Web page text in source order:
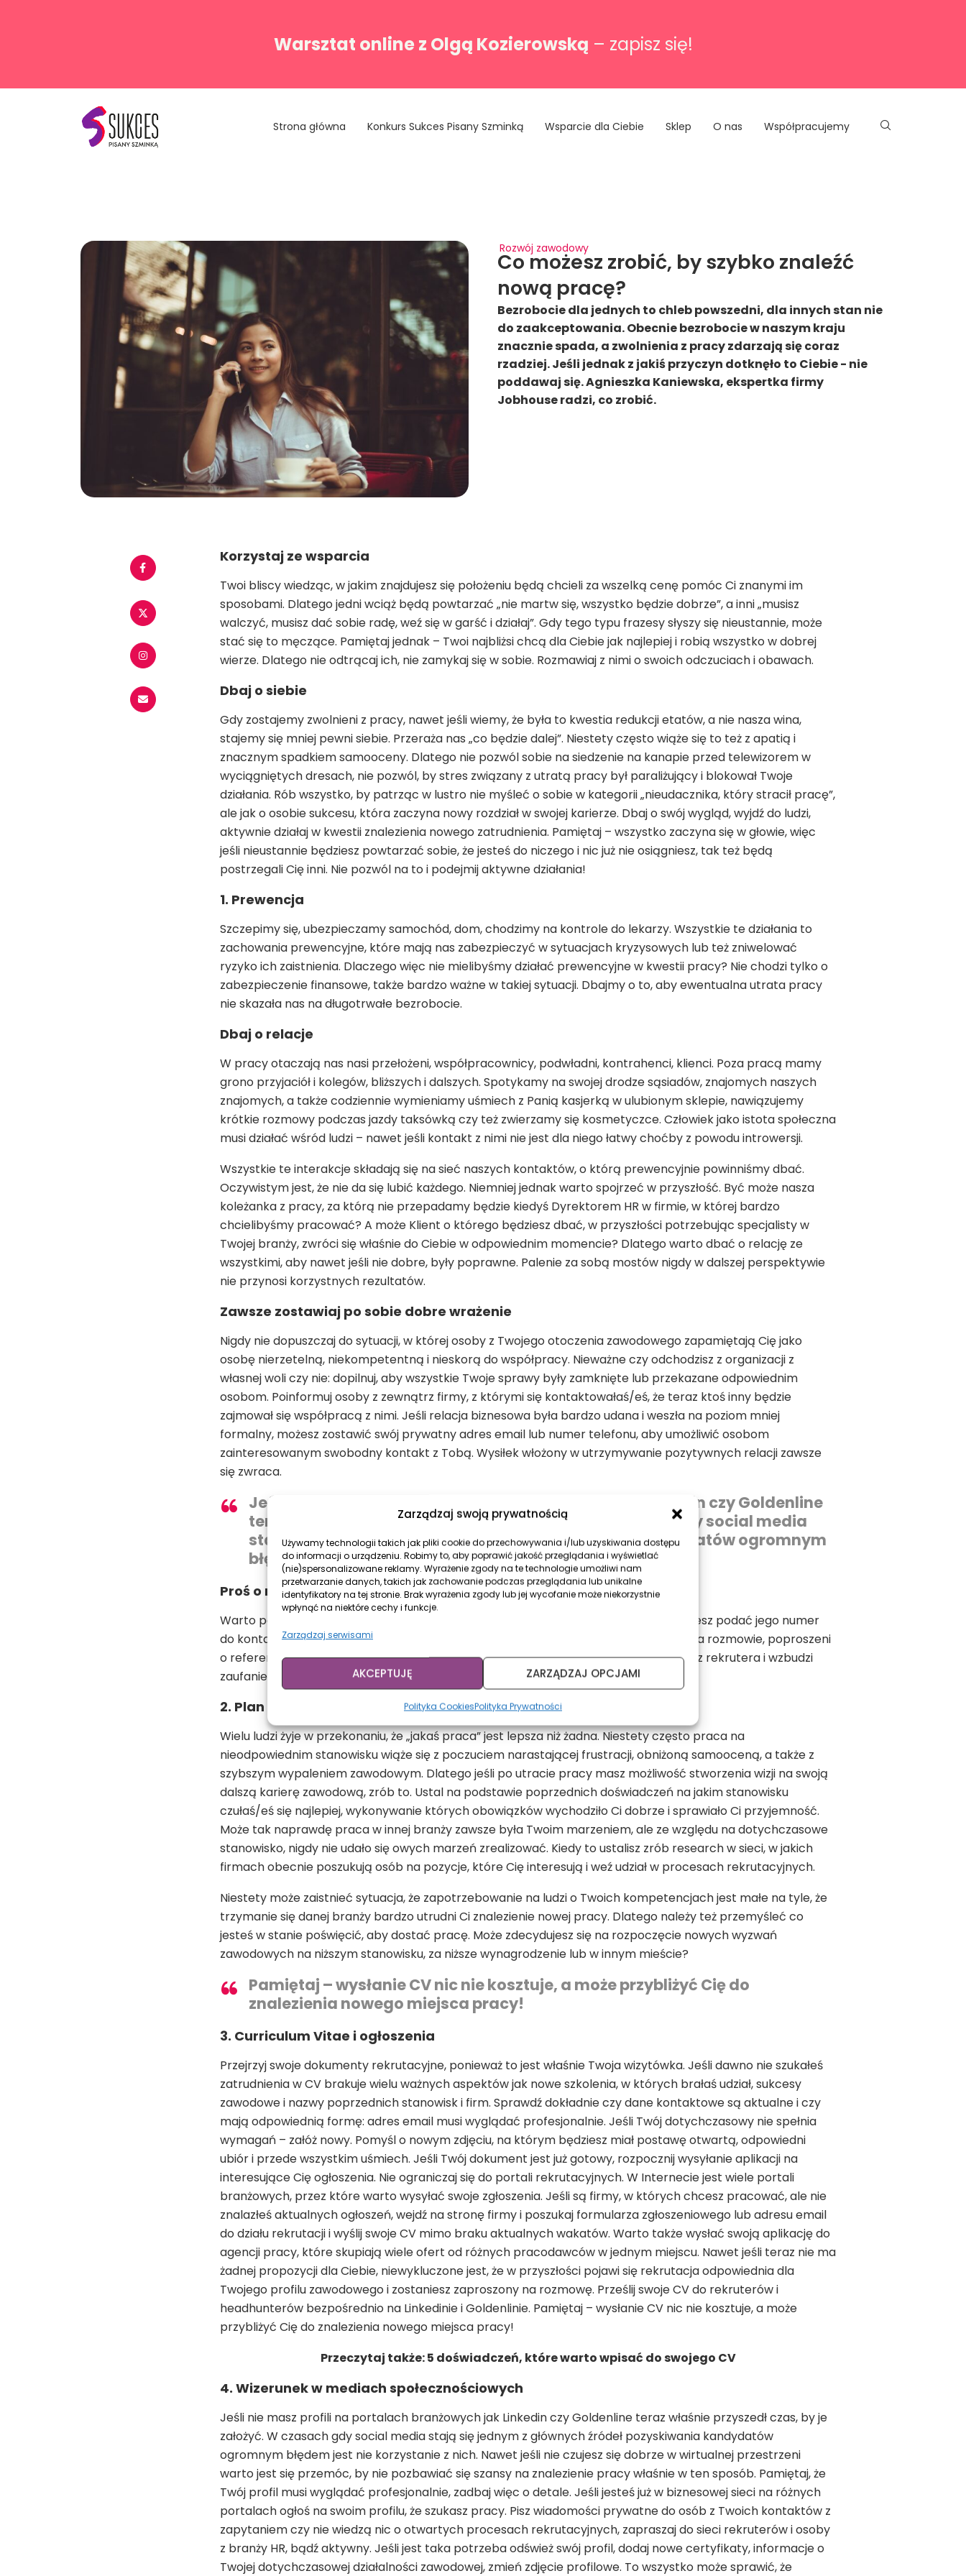
Zarządzaj swoją prywatnością
Używamy technologii takich jak pliki cookie do przechowywania i/lub uzyskiwania dostępu
do informacji o urządzeniu. Robimy to, aby poprawić jakość przeglądania i wyświetlać
(nie)spersonalizowane reklamy. Wyrażenie zgody na te technologie umożliwi nam
przetwarzanie danych, takich jak zachowanie podczas przeglądania lub unikalne
identyfikatory na tej stronie. Brak wyrażenia zgody lub jej wycofanie może niekorzystnie
wpłynąć na niektóre cechy i funkcje.
Zarządzaj serwisami
AKCEPTUJĘ ZARZĄDZAJ OPCJAMI
Polityka CookiesPolityka Prywatności
Warsztat online z Olgą Kozierowską – zapisz się!
Strona główna Konkurs Sukces Pisany Szminką Wsparcie dla Ciebie Sklep O nas Współpracujemy
Rozwój zawodowy
Co możesz zrobić, by szybko znaleźć
nową pracę?
Bezrobocie dla jednych to chleb powszedni, dla innych stan nie
do zaakceptowania. Obecnie bezrobocie w naszym kraju
znacznie spada, a zwolnienia z pracy zdarzają się coraz
rzadziej. Jeśli jednak z jakiś przyczyn dotknęło to Ciebie - nie
poddawaj się. Agnieszka Kaniewska, ekspertka firmy
Jobhouse radzi, co zrobić.
Korzystaj ze wsparcia
Twoi bliscy wiedząc, w jakim znajdujesz się położeniu będą chcieli za wszelką cenę pomóc Ci znanymi im
sposobami. Dlatego jedni wciąż będą powtarzać „nie martw się, wszystko będzie dobrze”, a inni „musisz
walczyć, musisz dać sobie radę, weź się w garść i działaj”. Gdy tego typu frazesy słyszy się nieustannie, może
stać się to męczące. Pamiętaj jednak – Twoi najbliżsi chcą dla Ciebie jak najlepiej i robią wszystko w dobrej
wierze. Dlatego nie odtrącaj ich, nie zamykaj się w sobie. Rozmawiaj z nimi o swoich odczuciach i obawach.
Dbaj o siebie
Gdy zostajemy zwolnieni z pracy, nawet jeśli wiemy, że była to kwestia redukcji etatów, a nie nasza wina,
stajemy się mniej pewni siebie. Przeraża nas „co będzie dalej”. Niestety często wiąże się to też z apatią i
znacznym spadkiem samooceny. Dlatego nie pozwól sobie na siedzenie na kanapie przed telewizorem w
wyciągniętych dresach, nie pozwól, by stres związany z utratą pracy był paraliżujący i blokował Twoje
działania. Rób wszystko, by patrząc w lustro nie myśleć o sobie w kategorii „nieudacznika, który stracił pracę”,
ale jak o osobie sukcesu, która zaczyna nowy rozdział w swojej karierze. Dbaj o swój wygląd, wyjdź do ludzi,
aktywnie działaj w kwestii znalezienia nowego zatrudnienia. Pamiętaj – wszystko zaczyna się w głowie, więc
jeśli nieustannie będziesz powtarzać sobie, że jesteś do niczego i nic już nie osiągniesz, tak też będą
postrzegali Cię inni. Nie pozwól na to i podejmij aktywne działania!
1. Prewencja
Szczepimy się, ubezpieczamy samochód, dom, chodzimy na kontrole do lekarzy. Wszystkie te działania to
zachowania prewencyjne, które mają nas zabezpieczyć w sytuacjach kryzysowych lub też zniwelować
ryzyko ich zaistnienia. Dlaczego więc nie mielibyśmy działać prewencyjne w kwestii pracy? Nie chodzi tylko o
zabezpieczenie finansowe, także bardzo ważne w takiej sytuacji. Dbajmy o to, aby ewentualna utrata pracy
nie skazała nas na długotrwałe bezrobocie.
Dbaj o relacje
W pracy otaczają nas nasi przełożeni, współpracownicy, podwładni, kontrahenci, klienci. Poza pracą mamy
grono przyjaciół i kolegów, bliższych i dalszych. Spotykamy na swojej drodze sąsiadów, znajomych naszych
znajomych, a także codziennie wymieniamy uśmiech z Panią kasjerką w ulubionym sklepie, nawiązujemy
krótkie rozmowy podczas jazdy taksówką czy też zwierzamy się kosmetyczce. Człowiek jako istota społeczna
musi działać wśród ludzi – nawet jeśli kontakt z nimi nie jest dla niego łatwy choćby z powodu introwersji.
Wszystkie te interakcje składają się na sieć naszych kontaktów, o którą prewencyjnie powinniśmy dbać.
Oczywistym jest, że nie da się lubić każdego. Niemniej jednak warto spojrzeć w przyszłość. Być może nasza
koleżanka z pracy, za którą nie przepadamy będzie kiedyś Dyrektorem HR w firmie, w której bardzo
chcielibyśmy pracować? A może Klient o którego będziesz dbać, w przyszłości potrzebując specjalisty w
Twojej branży, zwróci się właśnie do Ciebie w odpowiednim momencie? Dlatego warto dbać o relację ze
wszystkimi, aby nawet jeśli nie dobre, były poprawne. Palenie za sobą mostów nigdy w dalszej perspektywie
nie przynosi korzystnych rezultatów.
Zawsze zostawiaj po sobie dobre wrażenie
Nigdy nie dopuszczaj do sytuacji, w której osoby z Twojego otoczenia zawodowego zapamiętają Cię jako
osobę nierzetelną, niekompetentną i nieskorą do współpracy. Nieważne czy odchodzisz z organizacji z
własnej woli czy nie: dopilnuj, aby wszystkie Twoje sprawy były zamknięte lub przekazane odpowiednim
osobom. Poinformuj osoby z zewnątrz firmy, z którymi się kontaktowałaś/eś, że teraz ktoś inny będzie
zajmował się współpracą z nimi. Jeśli relacja biznesowa była bardzo udana i weszła na poziom mniej
formalny, możesz zostawić swój prywatny adres email lub numer telefonu, aby umożliwić osobom
zainteresowanym swobodny kontakt z Tobą. Wysiłek włożony w utrzymywanie pozytywnych relacji zawsze
się zwraca.
Jeśli nie masz profili na portalach branżowych jak Linkedin czy Goldenline
teraz właśnie przyszedł czas, by je założyć. W czasach gdy social media
stają się jednym z głównych źródeł pozyskiwania kandydatów ogromnym
błędem jest nie korzystanie z nich.
Proś o referencje
Warto poprosić przełożonego o list referencyjny i zapytać czy w razie potrzeby możesz podać jego numer
do kontaktu, gdyby przyszły pracodawca chciał zweryfikować pewne kwestie. Jeśli na rozmowie, poproszeni
o referencję przedstawimy konkretne informacje, zostanie to dobrze odebrane przez rekrutera i wzbudzi
zaufanie.
2. Plan działania
Wielu ludzi żyje w przekonaniu, że „jakaś praca” jest lepsza niż żadna. Niestety często praca na
nieodpowiednim stanowisku wiąże się z poczuciem narastającej frustracji, obniżoną samooceną, a także z
szybszym wypaleniem zawodowym. Dlatego jeśli po utracie pracy masz możliwość stworzenia wizji na swoją
dalszą karierę zawodową, zrób to. Ustal na podstawie poprzednich doświadczeń na jakim stanowisku
czułaś/eś się najlepiej, wykonywanie których obowiązków wychodziło Ci dobrze i sprawiało Ci przyjemność.
Może tak naprawdę praca w innej branży zawsze była Twoim marzeniem, ale ze względu na dotychczasowe
stanowisko, nigdy nie udało się owych marzeń zrealizować. Kiedy to ustalisz zrób research w sieci, w jakich
firmach obecnie poszukują osób na pozycje, które Cię interesują i weź udział w procesach rekrutacyjnych.
Niestety może zaistnieć sytuacja, że zapotrzebowanie na ludzi o Twoich kompetencjach jest małe na tyle, że
trzymanie się danej branży bardzo utrudni Ci znalezienie nowej pracy. Dlatego należy też przemyśleć co
jesteś w stanie poświęcić, aby dostać pracę. Może zdecydujesz się na rozpoczęcie nowych wyzwań
zawodowych na niższym stanowisku, za niższe wynagrodzenie lub w innym mieście?
Pamiętaj – wysłanie CV nic nie kosztuje, a może przybliżyć Cię do
znalezienia nowego miejsca pracy!
3. Curriculum Vitae i ogłoszenia
Przejrzyj swoje dokumenty rekrutacyjne, ponieważ to jest właśnie Twoja wizytówka. Jeśli dawno nie szukałeś
zatrudnienia w CV brakuje wielu ważnych aspektów jak nowe szkolenia, w których brałaś udział, sukcesy
zawodowe i nazwy poprzednich stanowisk i firm. Sprawdź dokładnie czy dane kontaktowe są aktualne i czy
mają odpowiednią formę: adres email musi wyglądać profesjonalnie. Jeśli Twój dotychczasowy nie spełnia
wymagań – załóż nowy. Pomyśl o nowym zdjęciu, na którym będziesz miał postawę otwartą, odpowiedni
ubiór i przede wszystkim uśmiech. Jeśli Twój dokument jest już gotowy, rozpocznij wysyłanie aplikacji na
interesujące Cię ogłoszenia. Nie ograniczaj się do portali rekrutacyjnych. W Internecie jest wiele portali
branżowych, przez które warto wysyłać swoje zgłoszenia. Jeśli są firmy, w których chcesz pracować, ale nie
znalazłeś aktualnych ogłoszeń, wejdź na stronę firmy i poszukaj formularza zgłoszeniowego lub adresu email
do działu rekrutacji i wyślij swoje CV mimo braku aktualnych wakatów. Warto także wysłać swoją aplikację do
agencji pracy, które skupiają wiele ofert od różnych pracodawców w jednym miejscu. Nawet jeśli teraz nie ma
żadnej propozycji dla Ciebie, niewykluczone jest, że w przyszłości pojawi się rekrutacja odpowiednia dla
Twojego profilu zawodowego i zostaniesz zaproszony na rozmowę. Prześlij swoje CV do rekruterów i
headhunterów bezpośrednio na Linkedinie i Goldenlinie. Pamiętaj – wysłanie CV nic nie kosztuje, a może
przybliżyć Cię do znalezienia nowego miejsca pracy!
Przeczytaj także: 5 doświadczeń, które warto wpisać do swojego CV
4. Wizerunek w mediach społecznościowych
Jeśli nie masz profili na portalach branżowych jak Linkedin czy Goldenline teraz właśnie przyszedł czas, by je
założyć. W czasach gdy social media stają się jednym z głównych źródeł pozyskiwania kandydatów
ogromnym błędem jest nie korzystanie z nich. Nawet jeśli nie czujesz się dobrze w wirtualnej przestrzeni
warto jest się przemóc, by nie pozbawiać się szansy na znalezienie pracy właśnie w ten sposób. Pamiętaj, że
Twój profil musi wyglądać profesjonalnie, zadbaj więc o detale. Jeśli jesteś już w biznesowej sieci na różnych
portalach ogłoś na swoim profilu, że szukasz pracy. Pisz wiadomości prywatne do osób z Twoich kontaktów z
zapytaniem czy nie wiedzą nic o otwartych procesach rekrutacyjnych, zapraszaj do sieci rekruterów i osoby
z branży HR, bądź aktywny. Jeśli jest taka potrzeba odśwież swój profil, dodaj nowe certyfikaty, informacje o
Twojej dotychczasowej działalności zawodowej, zmień zdjęcie profilowe. To wszystko może sprawić, że